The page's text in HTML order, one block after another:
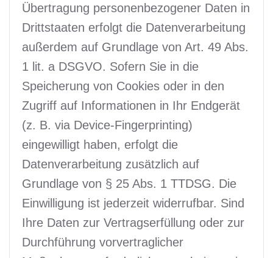
Übertragung personenbezogener Daten in
Drittstaaten erfolgt die Datenverarbeitung
außerdem auf Grundlage von Art. 49 Abs.
1 lit. a DSGVO. Sofern Sie in die
Speicherung von Cookies oder in den
Zugriff auf Informationen in Ihr Endgerät
(z. B. via Device-Fingerprinting)
eingewilligt haben, erfolgt die
Datenverarbeitung zusätzlich auf
Grundlage von § 25 Abs. 1 TTDSG. Die
Einwilligung ist jederzeit widerrufbar. Sind
Ihre Daten zur Vertragserfüllung oder zur
Durchführung vorvertraglicher